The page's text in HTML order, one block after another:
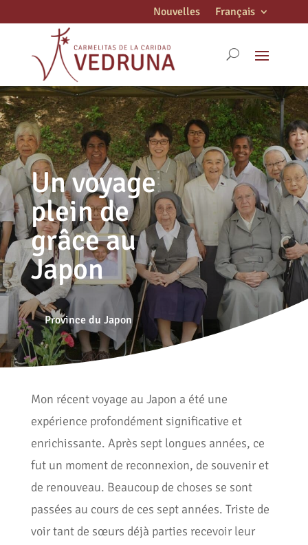
Nouvelles Français
Un voyage
plein de
grâce au
Japon
Province du Japon
Mon récent voyage au Japon a été une
expérience profondément significative et
enrichissante. Après sept longues années, ce
fut un moment de reconnexion, de souvenir et
de renouveau. Beaucoup de choses se sont
passées au cours de ces sept années. Triste de
voir tant de sœurs déjà parties recevoir leur